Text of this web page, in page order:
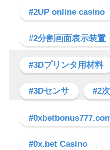
#2UP online casino
#2分割画面表示装置
#3Dプリンタ用材料
#3Dセンサ #2
#0x.bet Casino